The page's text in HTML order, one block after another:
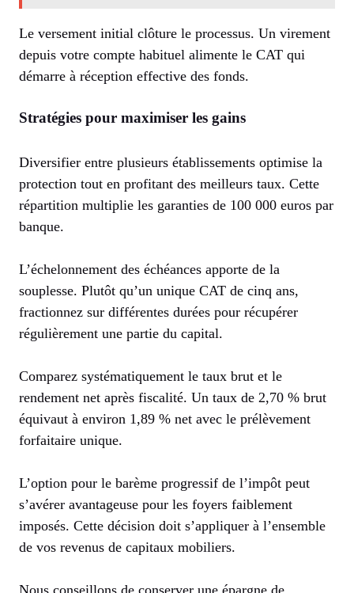
Le versement initial clôture le processus. Un virement
depuis votre compte habituel alimente le CAT qui
démarre à réception effective des fonds.
Stratégies pour maximiser les gains
Diversifier entre plusieurs établissements optimise la
protection tout en profitant des meilleurs taux. Cette
répartition multiplie les garanties de 100 000 euros par
banque.
L’échelonnement des échéances apporte de la
souplesse. Plutôt qu’un unique CAT de cinq ans,
fractionnez sur différentes durées pour récupérer
régulièrement une partie du capital.
Comparez systématiquement le taux brut et le
rendement net après fiscalité. Un taux de 2,70 % brut
équivaut à environ 1,89 % net avec le prélèvement
forfaitaire unique.
L’option pour le barème progressif de l’impôt peut
s’avérer avantageuse pour les foyers faiblement
imposés. Cette décision doit s’appliquer à l’ensemble
de vos revenus de capitaux mobiliers.